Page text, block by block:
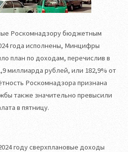
Роскомнадзору бюджетным
года исполнены, Минцифры
план по доходам, перечислив в
миллиарда рублей, или 182,9% от
Роскомнадзора признана
также значительно превысили
в пятницу.
году сверхплановые доходы